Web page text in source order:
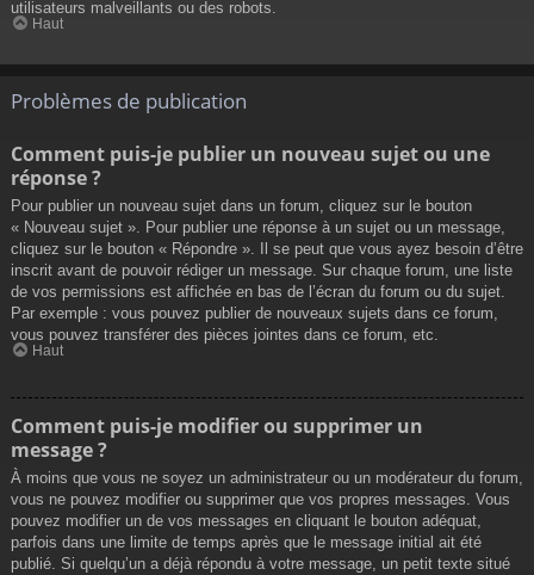
utilisateurs malveillants ou des robots.
Haut
Problèmes de publication
Comment puis-je publier un nouveau sujet ou une
réponse ?
Pour publier un nouveau sujet dans un forum, cliquez sur le bouton
« Nouveau sujet ». Pour publier une réponse à un sujet ou un message,
cliquez sur le bouton « Répondre ». Il se peut que vous ayez besoin d’être
inscrit avant de pouvoir rédiger un message. Sur chaque forum, une liste
de vos permissions est affichée en bas de l’écran du forum ou du sujet.
Par exemple : vous pouvez publier de nouveaux sujets dans ce forum,
vous pouvez transférer des pièces jointes dans ce forum, etc.
Haut
Comment puis-je modifier ou supprimer un
message ?
À moins que vous ne soyez un administrateur ou un modérateur du forum,
vous ne pouvez modifier ou supprimer que vos propres messages. Vous
pouvez modifier un de vos messages en cliquant le bouton adéquat,
parfois dans une limite de temps après que le message initial ait été
publié. Si quelqu’un a déjà répondu à votre message, un petit texte situé